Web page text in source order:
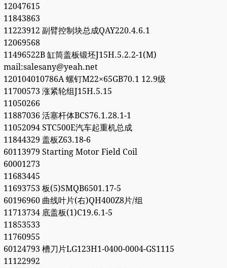
12047615
11843863
11223912 副臂控制块总成QAY220.4.6.1
12069568
11496522B 缸筒盖板锻坯J15H.5.2.2-1(M)
mail:salesany@yeah.net
120104010786A 螺钉M22×65GB70.1 12.9级
11700573 涨紧轮组J15H.5.15
11050266
11887036 活塞杆体BCS76.1.28.1-1
11052094 STC500E汽车起重机总成
11844329 盖板Z63.18-6
60113979 Starting Motor Field Coil
60001273
11683445
11693753 板(5)SMQB6501.17-5
60196960 曲线叶片(右)QH400Z8片/组
11713734 底盖板(1)C19.6.1-5
11853533
11760955
60124793 槽刀片LG123H1-0400-0004-GS1115
11122992